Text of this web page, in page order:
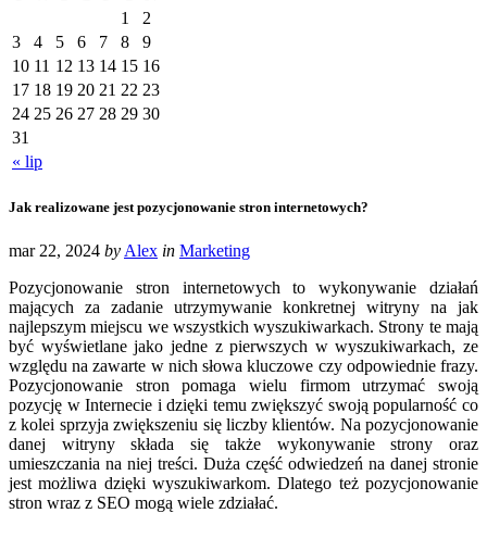
« lip
1
2
3
4 5 6 7 8
9
10 11 12 13 14 15 16
17 18 19 20 21 22 23
24 25 26 27 28 29 30
31
Jak realizowane jest pozycjonowanie stron internetowych?
mar 22, 2024 by Alex in Marketing
Pozycjonowanie stron internetowych to wykonywanie działań
mających za zadanie utrzymywanie konkretnej witryny na jak
najlepszym miejscu we wszystkich wyszukiwarkach. Strony te mają
być wyświetlane jako jedne z pierwszych w wyszukiwarkach, ze
względu na zawarte w nich słowa kluczowe czy odpowiednie frazy.
Pozycjonowanie stron pomaga wielu firmom utrzymać swoją
pozycję w Internecie i dzięki temu zwiększyć swoją popularność co
z kolei sprzyja zwiększeniu się liczby klientów. Na pozycjonowanie
danej witryny składa się także wykonywanie strony oraz
umieszczania na niej treści. Duża część odwiedzeń na danej stronie
jest możliwa dzięki wyszukiwarkom. Dlatego też pozycjonowanie
stron wraz z SEO mogą wiele zdziałać.